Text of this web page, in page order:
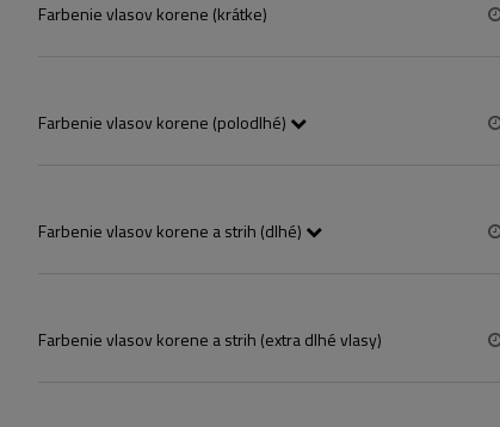
Farbenie vlasov korene (krátke)
Farbenie vlasov korene (polodlhé)
Farbenie vlasov korene a strih (dlhé)
Farbenie vlasov korene a strih (extra dlhé vlasy)